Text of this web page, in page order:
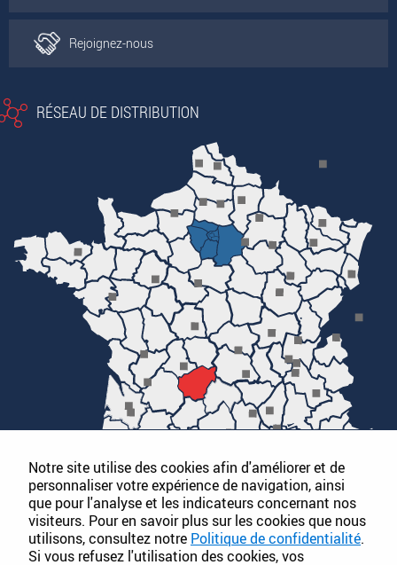
Rejoignez-nous
RÉSEAU DE DISTRIBUTION
Notre site utilise des cookies afin d'améliorer et de
personnaliser votre expérience de navigation, ainsi
que pour l'analyse et les indicateurs concernant nos
visiteurs. Pour en savoir plus sur les cookies que nous
utilisons, consultez notre Politique de confidentialité.
Si vous refusez l'utilisation des cookies, vos